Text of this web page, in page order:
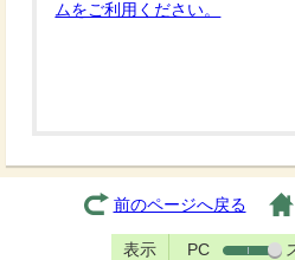
ムをご利用ください。
前のページへ戻る
表示 PC